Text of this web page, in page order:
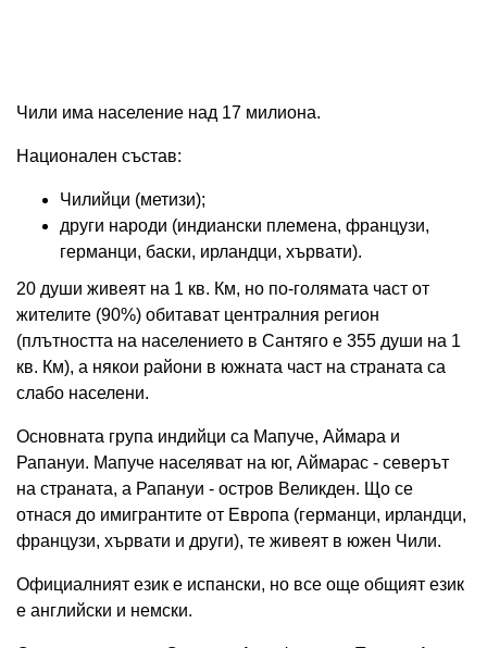
Чили има население над 17 милиона.
Национален състав:
Чилийци (метизи);
други народи (индиански племена, французи,
германци, баски, ирландци, хървати).
20 души живеят на 1 кв. Км, но по-голямата част от
жителите (90%) обитават централния регион
(плътността на населението в Сантяго е 355 души на 1
кв. Км), а някои райони в южната част на страната са
слабо населени.
Основната група индийци са Мапуче, Аймара и
Рапануи. Мапуче населяват на юг, Аймарас - северът
на страната, а Рапануи - остров Великден. Що се
отнася до имигрантите от Европа (германци, ирландци,
французи, хървати и други), те живеят в южен Чили.
Официалният език е испански, но все още общият език
е английски и немски.